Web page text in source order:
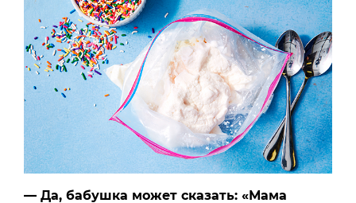
— Да, бабушка может сказать: «Мама